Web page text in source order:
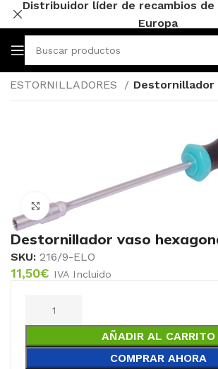
DESTORNILLADORES Destornillador
Click to enlarge
Destornillador vaso
SKU: 216/9-ELO
11,50€ IVA Incluido
AÑADIR AL CARRITO
COMPRAR AHORA
Distribuidor líder de recambios
Europa